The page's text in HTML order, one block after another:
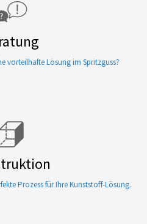
vorteilhafte Lösung im Spritzguss?
Prozess für Ihre Kunststoff-Lösung.